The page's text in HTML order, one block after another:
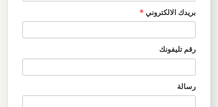
بريدك الالكتروني *
رقم تليفونك
رسالة